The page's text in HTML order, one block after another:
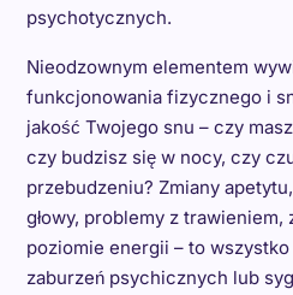
psychotycznych.
Nieodzownym elementem
funkcjonowania fizycznego i
jakość Twojego snu – czy
czy budzisz się w nocy, czy
przebudzeniu? Zmiany
głowy, problemy z trawieniem,
poziomie energii – to
zaburzeń psychicznych lub